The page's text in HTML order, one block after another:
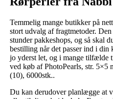
Temmelig mange butikker på
stort udvalg af fragtmetoder.
stunder pakkeshops, og så skal
bestilling når det passer ind i din
jo yderst let, og i mange tilfælde
ved køb af PhotoPearls, str. 5×5
(10), 6000stk..
Du kan derudover planlægge at